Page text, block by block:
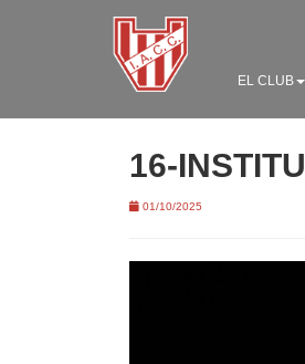
EL CLUB
16-
01/10/2025